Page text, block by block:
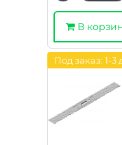
В
Под заказ: 1-3